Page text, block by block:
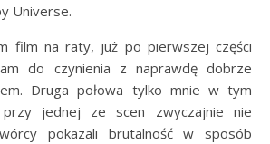
Universe.
film na raty, już po pierwszej części
do czynienia z naprawdę dobrze
Druga połowa tylko mnie w tym
przy jednej ze scen zwyczajnie nie
pokazali brutalność w sposób